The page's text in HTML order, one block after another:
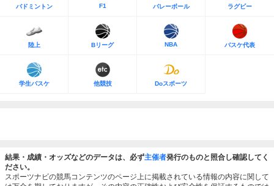
バドミントン F1 バレーボール ラグビー
陸上 Bリーグ NBA バスケ代表
学生バスケ 他競技 Doスポーツ
結果・成績・オッズなどのデータは、必ず主催者発行のものと照合し確認してく
ださい。
スポーツナビの競馬コンテンツのページ上に掲載されている情報の内容に関して